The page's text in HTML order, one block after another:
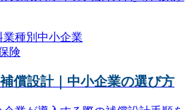
業種別 中小企業
険
償設計｜中小企業の選び方